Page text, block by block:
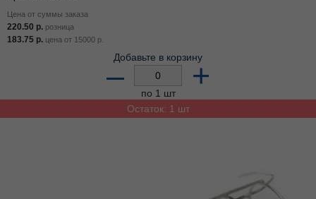
Цена от суммы заказа
220.50 р. розница
183.75 р. цена от 15000 р.
Добавьте в корзину
– +
по 1 шт
Остаток: 1 шт